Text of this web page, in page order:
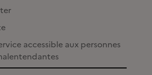
accessible aux personnes